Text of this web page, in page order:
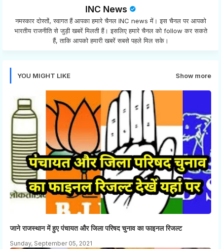
INC News
नमस्कार दोस्तों, स्वागत हैं आपका हमारे चैनल INC news में। इस चैनल पर आपको
भारतीय राजनीति से जुड़ी खबरें मिलती हैं। इसलिए हमारे चैनल को follow कर सकते
हैं, ताकि आपको हमारी खबरें सबसे पहले मिल सके।
YOU MIGHT LIKE Show more
जाने राजस्थान में हुए पंचायत और जिला परिषद चुनाव का फाइनल रिजल्ट
Sunday, September 05, 2021